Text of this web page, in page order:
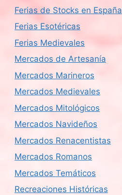
Ferias de Stocks en España
Ferias Esotéricas
Ferias Medievales
Mercados de Artesanía
Mercados Marineros
Mercados Medievales
Mercados Mitológicos
Mercados Navideños
Mercados Renacentistas
Mercados Romanos
Mercados Temáticos
Recreaciones Históricas